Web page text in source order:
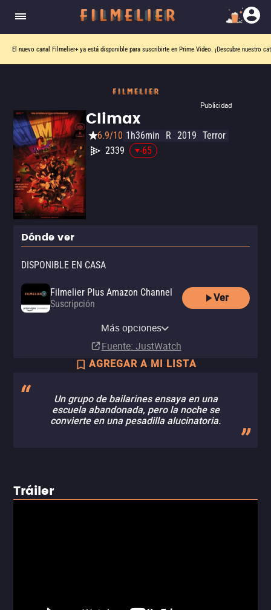
El nuevo canal Filmelier+ ya está disponible para suscribirte en Prime Video. ¡Descubre nuestro
Publicidad
Climax
6.9/10 1h36min R 2019 Terror
2339
-65
Dónde ver
DISPONIBLE EN CASA
Filmelier Plus Amazon Channel
Suscripción
Ver
Más opciones
Fuente: JustWatch
AGREGAR A MI LISTA
Un grupo de bailarines ensaya en una
escuela abandonada, pero la noche se
convierte en una pesadilla alucinatoria.
Tráiler